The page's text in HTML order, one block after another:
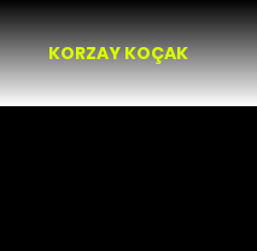
KORZAY KOÇAK